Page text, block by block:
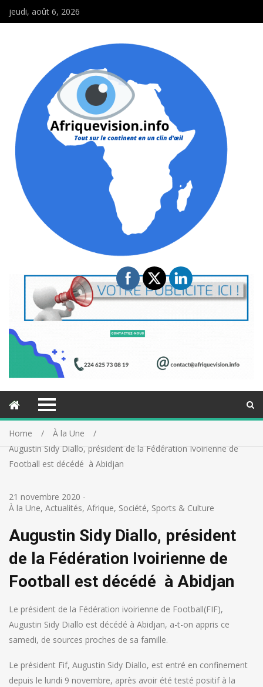
jeudi, août 6, 2026
Home
À la Une
Augustin Sidy Diallo, président de la Fédération Ivoirienne de
Football est décédé à Abidjan
21 novembre 2020 -
À la Une, Actualités, Afrique, Société, Sports & Culture
Augustin Sidy Diallo, président
de la Fédération Ivoirienne de
Football est décédé à Abidjan
Le président de la Fédération ivoirienne de Football(FIF),
Augustin Sidy Diallo est décédé à Abidjan, a-t-on appris ce
samedi, de sources proches de sa famille.
Le président Fif, Augustin Sidy Diallo, est entré en confinement
depuis le lundi 9 novembre, après avoir été testé positif à la